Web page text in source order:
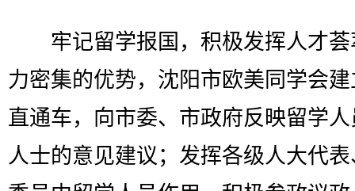
牢记留学报国，积极发挥人才荟
力密集的优势，沈阳市欧美同学会
直通车，向市委、市政府反映留学
人士的意见建议；发挥各级人大代